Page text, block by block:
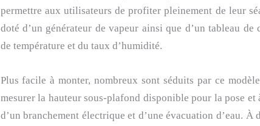
permettre aux utilisateurs de profiter pleinement de leur
doté d’un générateur de vapeur ainsi que d’un tableau de
de température et du taux d’humidité.
Plus facile à monter, nombreux sont séduits par ce
mesurer la hauteur sous-plafond disponible pour la pose
d’un branchement électrique et d’une évacuation d’eau. À